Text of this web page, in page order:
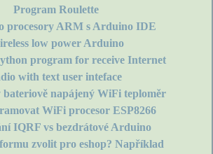
Program Roulette
procesory ARM s Arduino IDE
low power Arduino
program for receive Internet
with text user inteface
bateriově napájený WiFi teploměr
WiFi procesor ESP8266
IQRF vs bezdrátové Arduino
zvolit pro eshop? Například